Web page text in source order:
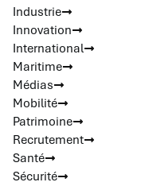
Industrie
Innovation
International
Maritime
Médias
Mobilité
Patrimoine
Recrutement
Santé
Sécurité